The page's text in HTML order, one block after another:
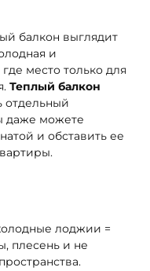
балкон выглядит
и
место только для
Теплый балкон
отдельный
даже можете
и обставить ее
лоджии =
плесень и не